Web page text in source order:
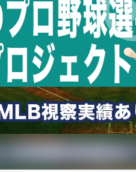
まちづくり・地域活性化